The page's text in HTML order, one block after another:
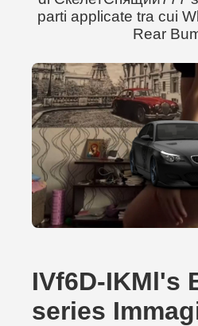
parti applicate tra cui
Rear
IVf6D-IKMl's
series